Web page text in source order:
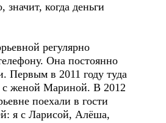
значит, когда деньги
регулярно
Она постоянно
Первым в 2011 году туда
с женой Мариной. В 2012
поехали в гости
я с Ларисой, Алёша,